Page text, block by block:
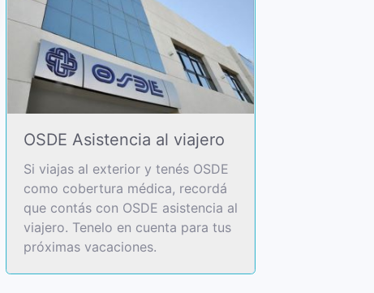
OSDE Asistencia al viajero
Si viajas al exterior y tenés OSDE
como cobertura médica, recordá
que contás con OSDE asistencia al
viajero. Tenelo en cuenta para tus
próximas vacaciones.